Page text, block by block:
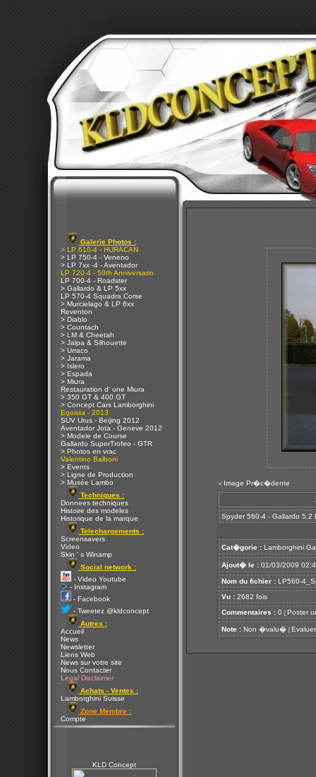
Galerie Photos :
> LP 610-4 - HURACAN
> LP 750-4 - Veneno
> LP 7xx -4 - Aventador
LP 720-4 - 50th Anniversario
LP 700-4 - Roadster
> Gallardo & LP 5xx
LP 570-4 Squadra Corse
> Murcielago & LP 6xx
Reventon
> Diablo
> Countach
> LM & Cheetah
> Jalpa & Silhouette
> Urraco
> Jarama
> Islero
> Espada
> Miura
Restauration d' une Miura
> 350 GT & 400 GT
> Concept Cars Lamborghini
Egoista - 2013
SUV Urus - Beijing 2012
Aventador Jota - Geneve 2012
> Modele de Course
Gallardo SuperTrofeo - GTR
> Photos en vrac
Valentino Balboni
> Events
> Ligne de Production
> Musée Lambo
Techniques :
Donnees techniques
Histoire des modeles
Historique de la marque
Telechargements :
Screensavers
Video
Skin ' s Winamp
Social network :
- Video Youtube
- Instagram
- Facebook
- Tweetez @kldconcept
Autres :
Accueil
News
Newsletter
Liens Web
News sur votre site
Nous Contacter
Legal Disclaimer
Achats - Ventes :
Lamborghini Suisse
Zone Membre :
Compte
KLD Concept
< Image Pr�c�dente
Spyder 560-4 - Gallardo 5.2
Cat�gorie : Lamborghini
Ajout� le : 01/03/2009
Nom du fichier : LP560-
Vu : 2682 fois
Commentaires : 0 [ Poster
Note : Non �valu� [ Evaluer